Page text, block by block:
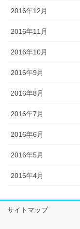
2016年12月
2016年11月
2016年10月
2016年9月
2016年8月
2016年7月
2016年6月
2016年5月
2016年4月
サイトマップ